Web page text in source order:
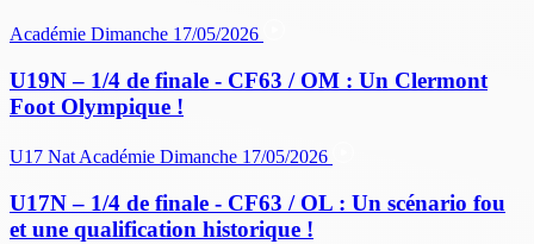
Académie Dimanche 17/05/2026
U19N – 1/4 de finale - CF63 / OM : Un Clermont
Foot Olympique !
U17 NatAcadémie Dimanche 17/05/2026
U17N – 1/4 de finale - CF63 / OL : Un scénario fou
et une qualification historique !